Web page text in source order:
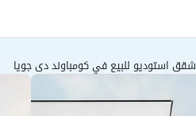
شقق استوديو للبيع في كومباوند دى جويا